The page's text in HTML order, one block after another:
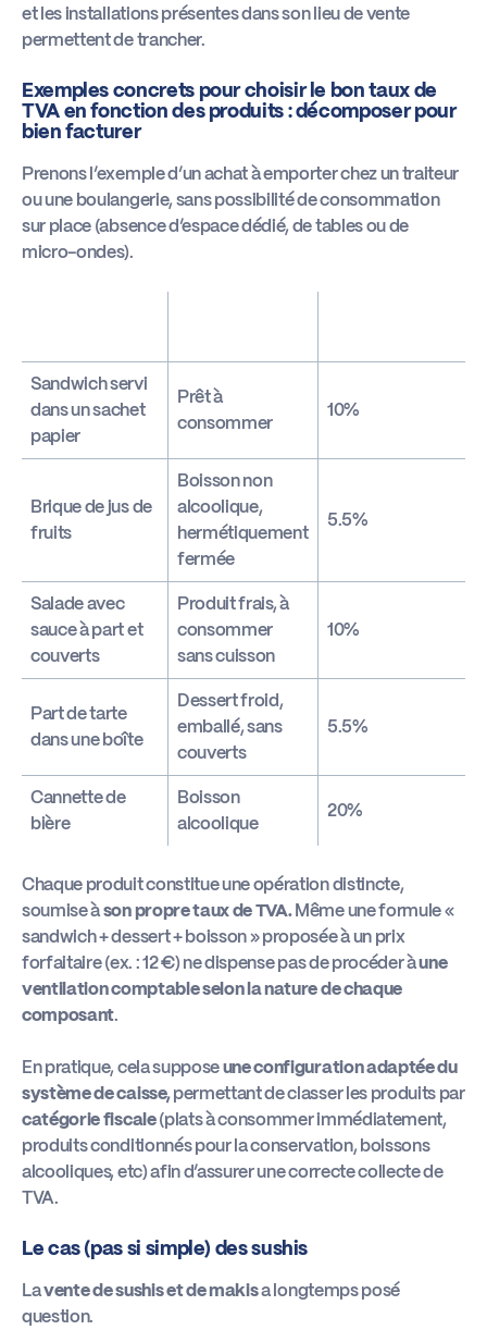
et les installations présentes dans son lieu de vente
permettent de trancher.
Exemples concrets pour choisir le bon taux de
TVA en fonction des produits : décomposer pour
bien facturer
Prenons l’exemple d’un achat à emporter chez un traiteur
ou une boulangerie, sans possibilité de consommation
sur place (absence d’espace dédié, de tables ou de
micro-ondes).
Sandwich servi
dans un sachet
papier
Prêt à
consommer
10%
Brique de jus de
fruits
Boisson non
alcoolique,
hermétiquement
fermée
5.5%
Salade avec
sauce à part et
couverts
Produit frais, à
consommer
sans cuisson
10%
Part de tarte
dans une boîte
Dessert froid,
emballé, sans
couverts
5.5%
Cannette de
bière
Boisson
alcoolique
20%
Chaque produit constitue une opération distincte,
soumise àson propre taux de TVA.Même une formule «
sandwich + dessert + boisson » proposée à un prix
forfaitaire (ex. : 12 €) ne dispense pas de procéder àune
ventilation comptable selon la nature de chaque
composant.
En pratique, cela supposeune configuration adaptée du
système de caisse,permettant de classer les produits par
catégorie fiscale(plats à consommer immédiatement,
produits conditionnés pour la conservation, boissons
alcooliques, etc) afin d’assurer une correcte collecte de
TVA.
Le cas (pas si simple) des sushis
Lavente de sushis et de makisa longtemps posé
question.